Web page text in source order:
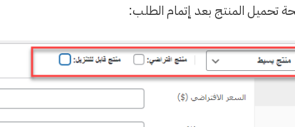
تحميل المنتج بعد إتمام الطلب: